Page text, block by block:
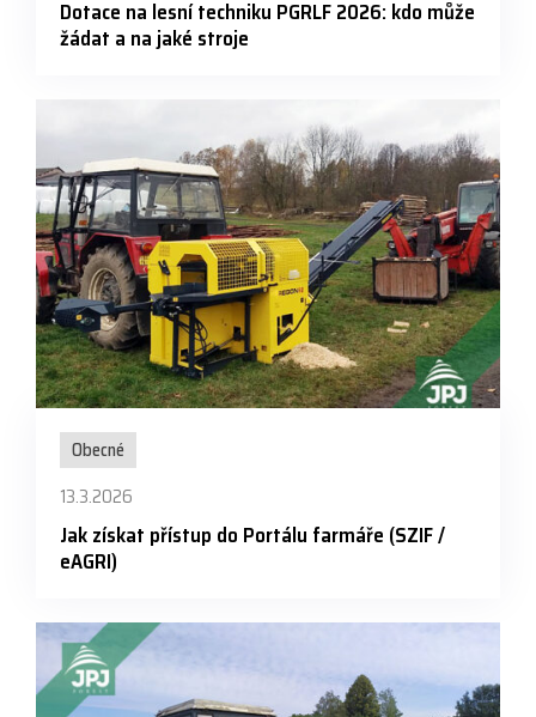
Dotace na lesní techniku PGRLF 2026: kdo může
žádat a na jaké stroje
Obecné
13.3.2026
Jak získat přístup do Portálu farmáře (SZIF /
eAGRI)